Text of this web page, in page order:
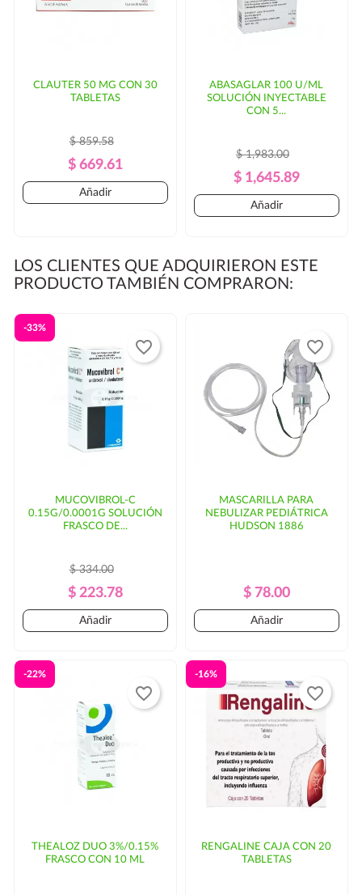
CLAUTER 50 MG CON 30
TABLETAS
Precio
Regular
$ 859.58
Precio
$ 669.61
Añadir
ABASAGLAR 100 U/ML
SOLUCIÓN INYECTABLE
CON 5...
Precio
Regular
$ 1,983.00
Precio
$ 1,645.89
Añadir
LOS CLIENTES QUE ADQUIRIERON ESTE
PRODUCTO TAMBIÉN COMPRARON:
MUCOVIBROL-C
0.15G/0.0001G SOLUCIÓN
FRASCO DE...
Precio
Regular
$ 334.00
Precio
$ 223.78
-33%
Añadir
favorite_border
MASCARILLA PARA
NEBULIZAR PEDIÁTRICA
HUDSON 1886
Precio
Regular
Precio
$ 78.00
Añadir
favorite_border
THEALOZ DUO 3%/0.15%
FRASCO CON 10 ML
-22%
favorite_border
RENGALINE CAJA CON 20
TABLETAS
-16%
favorite_border